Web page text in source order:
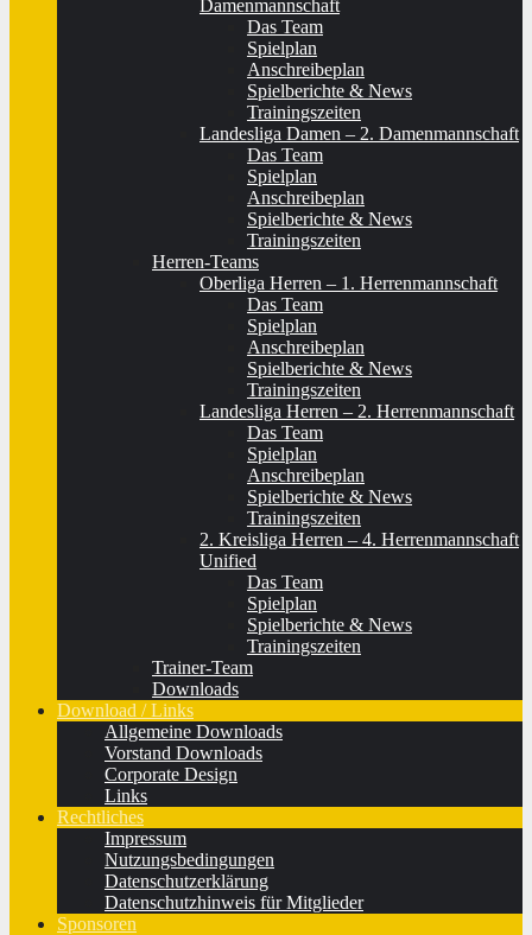
Damenmannschaft
Das Team
Spielplan
Anschreibeplan
Spielberichte & News
Trainingszeiten
Landesliga Damen – 2. Damenmannschaft
Das Team
Spielplan
Anschreibeplan
Spielberichte & News
Trainingszeiten
Herren-Teams
Oberliga Herren – 1. Herrenmannschaft
Das Team
Spielplan
Anschreibeplan
Spielberichte & News
Trainingszeiten
Landesliga Herren – 2. Herrenmannschaft
Das Team
Spielplan
Anschreibeplan
Spielberichte & News
Trainingszeiten
2. Kreisliga Herren – 4. Herrenmannschaft
Unified
Das Team
Spielplan
Spielberichte & News
Trainingszeiten
Trainer-Team
Downloads
Download / Links
Allgemeine Downloads
Vorstand Downloads
Corporate Design
Links
Rechtliches
Impressum
Nutzungsbedingungen
Datenschutzerklärung
Datenschutzhinweis für Mitglieder
Sponsoren